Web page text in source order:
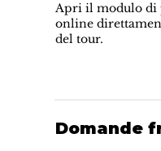
Apri il modulo di
online
del tour.
Domande